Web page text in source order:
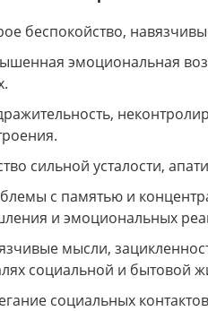
беспокойство,
эмоциональная
сильной усталости,
с памятью и
и эмоциональных
мысли,
социальной и бытовой
социальных